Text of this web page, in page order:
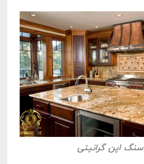
سنگ اپن گرانیتی